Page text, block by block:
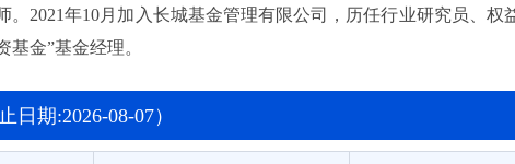
2025-09-25~至今 -31.45%
2021年10月加入长城基金管理有限公司，历任行业研究员、权
金”基金经理。
期:2026-08-07）